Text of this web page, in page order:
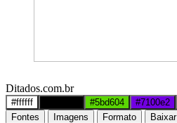
Ditados.com.br
#ffffff #5bd604 #7100e2
Fontes
Imagens Formato Baixar